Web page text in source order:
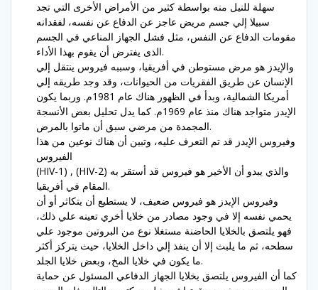
سهلة للنيل منه بواسطة كثير من الأمراض الأخرى التي تجد
سبيلا إلي جسم مريض عاجز عن الدفاع عن نفسه، لفقدانه
مقومات الدفاع عن النفس، مثل فشل الجهاز المناعي في الجسم
الذى يفترض أن يقوم بهذا الأداء.
والإيدز هو مرض مستوطن في أفريقيا، وسببه فيروس ينتقل إلي
الإنسان عن طريق الفقريات من الحيوانات، وقد وجد طريقه إلي
أمريكا الشمالية، وبدأ في الظهور هناك عام 1981م. وربما يكون
الإيدز متواجد هناك منذ عام 1969م. كما يدل تحليل بعض الأنسجة
المجمدة من مرضي سبق أن ماتوا بالمرض.
وفيروس الإيدز قد تم التعرف عليه، وتبين أن هناك نوعين من هذا
الفيروس
(HIV-1) , (HIV-2) والذي يبدو أن الأخير هو فيروس قد أستقر به
المقام في أفريقيا.
وفيروس الإيدز هو فيروس ضعيف، لا يستطيع أن يتكاثر أو أن
يحمي نفسه إلا في وجود مصادر من خلايا أخري تعينه علي ذلك،
فهو يلتصق بالخلايا الحاضنة مستغلا نوع من البروتين موجود علي
سطحه، ثم ما يلبث إلا أن ينفذ إلي داخل الخلايا، حيث يتركز أكثر
ما يكون في خلايا المخ، وبعض خلايا الجلد.
كما أن الفيروس يلتصق بخلايا الجهاز الدفاعي المسئول عن حماية